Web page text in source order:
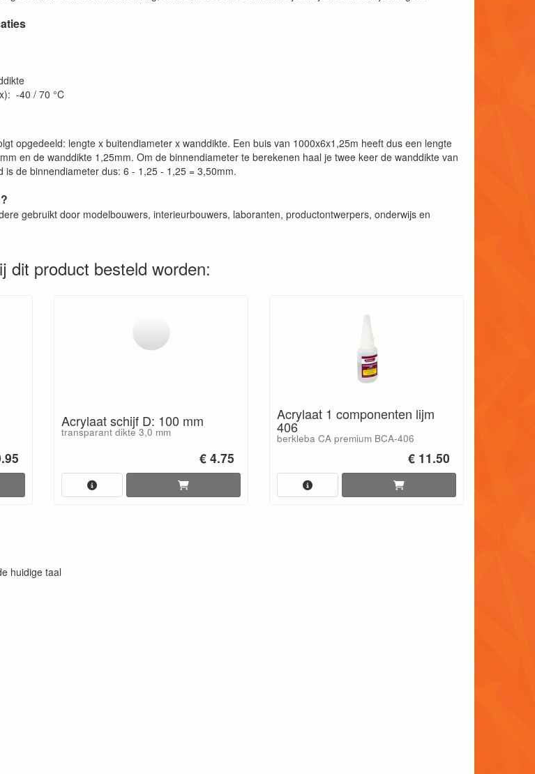
-40 / 70 °C
opgedeeld: lengte x buitendiameter x wanddikte. Een buis van 1000x6x1,25m heeft dus een lengte
en de wanddikte 1,25mm. Om de binnendiameter te berekenen haal je twee keer de wanddikte van
de binnendiameter dus: 6 - 1,25 - 1,25 = 3,50mm.
gebruikt door modelbouwers, interieurbouwers, laboranten, productontwerpers, onderwijs en
dit product besteld worden:
Acrylaat schijf D: 100 mm
transparant dikte 3,0 mm
€ 4.75
Acrylaat 1 componenten lijm
406
berkleba CA premium BCA-406
€ 11.50
huidige taal